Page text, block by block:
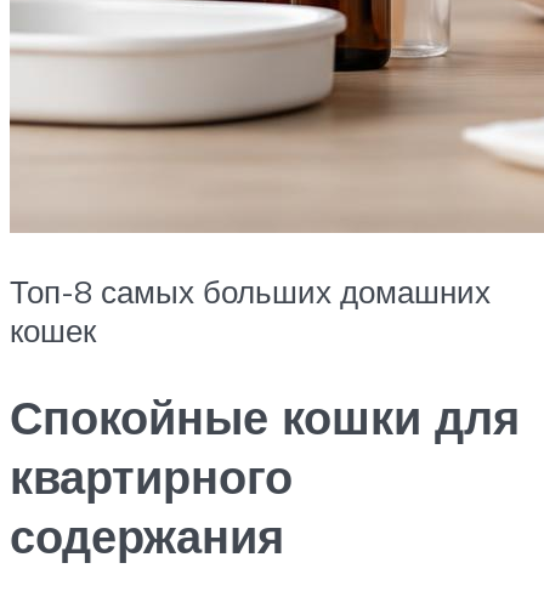
Топ-8 самых больших домашних
кошек
Спокойные кошки для
квартирного
содержания